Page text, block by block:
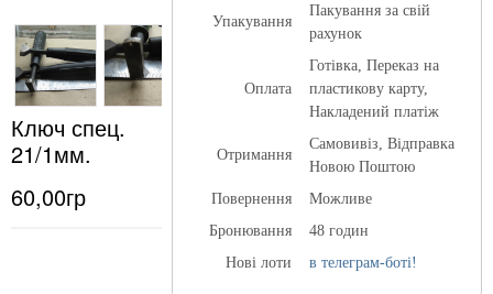
Ключ спец.
21/1мм.
60,00гр
Упакування
Пакування за свій
рахунок
Оплата
Готівка, Переказ на
пластикову карту,
Накладений платіж
Отримання
Самовивіз, Відправка
Новою Поштою
Повернення
Можливе
Бронювання
48 годин
Нові лоти
в телеграм-боті!